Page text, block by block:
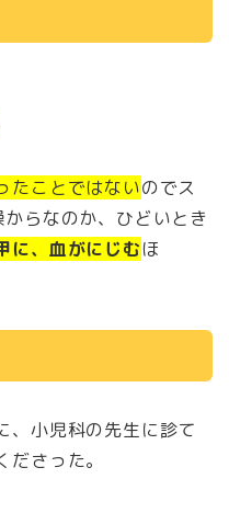
たことではないのでス
らなのか、ひどいとき
に、血がにじむほ
、小児科の先生に診て
さった。